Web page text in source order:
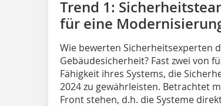
Trend 1:
für eine
Wie bewerten Sicherheitsexperten
Gebäudesicherheit? Fast zwei von
Fähigkeit ihres Systems, die
2024 zu gewährleisten. Betrachtet
Front stehen, d.h. die Systeme